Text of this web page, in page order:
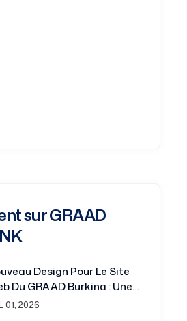
sur GRAAD
Design Pour Le Site
Du GRAAD Burkina : Une
Renouvelée Au
01, 2026